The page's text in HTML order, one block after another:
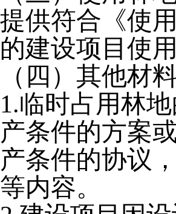
提供符合《使
的建设项目使
（四）其他材
1.临时占用林
产条件的方案
产条件的协议
等内容。